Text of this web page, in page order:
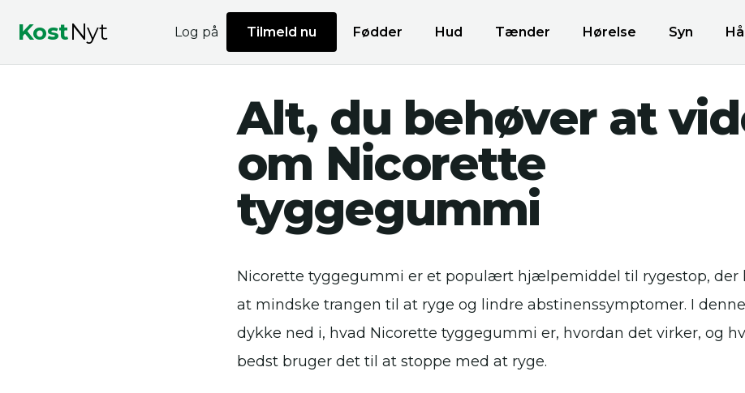
KostNyt Fødder Hud Tænder Hørelse Syn
Log på Tilmeld nu
Alt, du behøver at
om Nicorette
tyggegummi
Nicorette tyggegummi er et populært hjælpemiddel til rygestop, der
at mindske trangen til at ryge og lindre abstinenssymptomer. I
dykke ned i, hvad Nicorette tyggegummi er, hvordan det virker, og
bedst bruger det til at stoppe med at ryge.